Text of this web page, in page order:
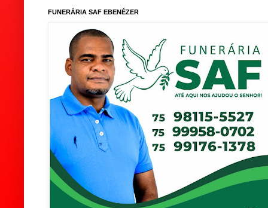
FUNERÁRIA SAF EBENÉZER